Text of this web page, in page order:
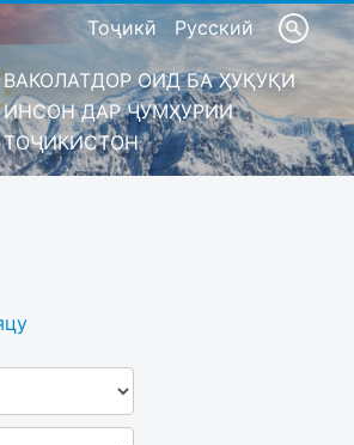
Тоҷикӣ Русский
ВАКОЛАТДОР ОИД БА ҲУҚУҚИ
ИНСОН ДАР ҶУМҲУРИИ
ТОҶИКИСТОН